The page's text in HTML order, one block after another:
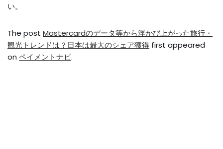
い。
The post Mastercardのデータ等から浮かび上がった旅行・
観光トレンドは？日本は最大のシェア獲得 first appeared
on ペイメントナビ.